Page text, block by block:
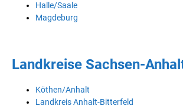
Halle/Saale
Magdeburg
Landkreise Sachsen-
Köthen/Anhalt
Landkreis Anhalt-Bitterfeld